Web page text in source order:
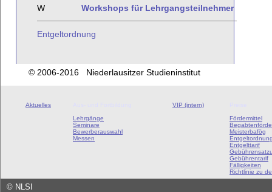
W
Workshops für Lehrgangsteilnehmer
Entgeltordnung
© 2006-2016 Niederlausitzer Studieninstitut
Aktuelles
Lehrgänge
Seminare
Bewerberauswahl
Messen
VIP (intern)
Fördermittel
Meisterbafög
Entgelttarif
Gebührentarif
Fälligkeiten
Richtlinie zu
© NLSI